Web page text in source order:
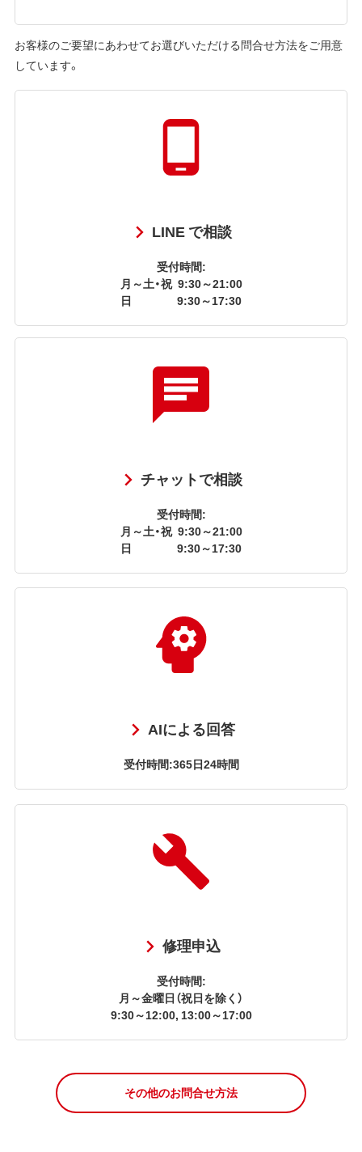
お客様のご要望にあわせてお選びいただける問合せ方法をご用意
しています。
LINE で相談
受付時間:
月～土・祝 9:30～21:00
日
9:30～17:30
チャットで相談
受付時間:
月～土・祝 9:30～21:00
日
9:30～17:30
AIによる回答
受付時間:365日24時間
修理申込
受付時間:
月～金曜日（祝日を除く）
9:30～12:00, 13:00～17:00
その他のお問合せ方法